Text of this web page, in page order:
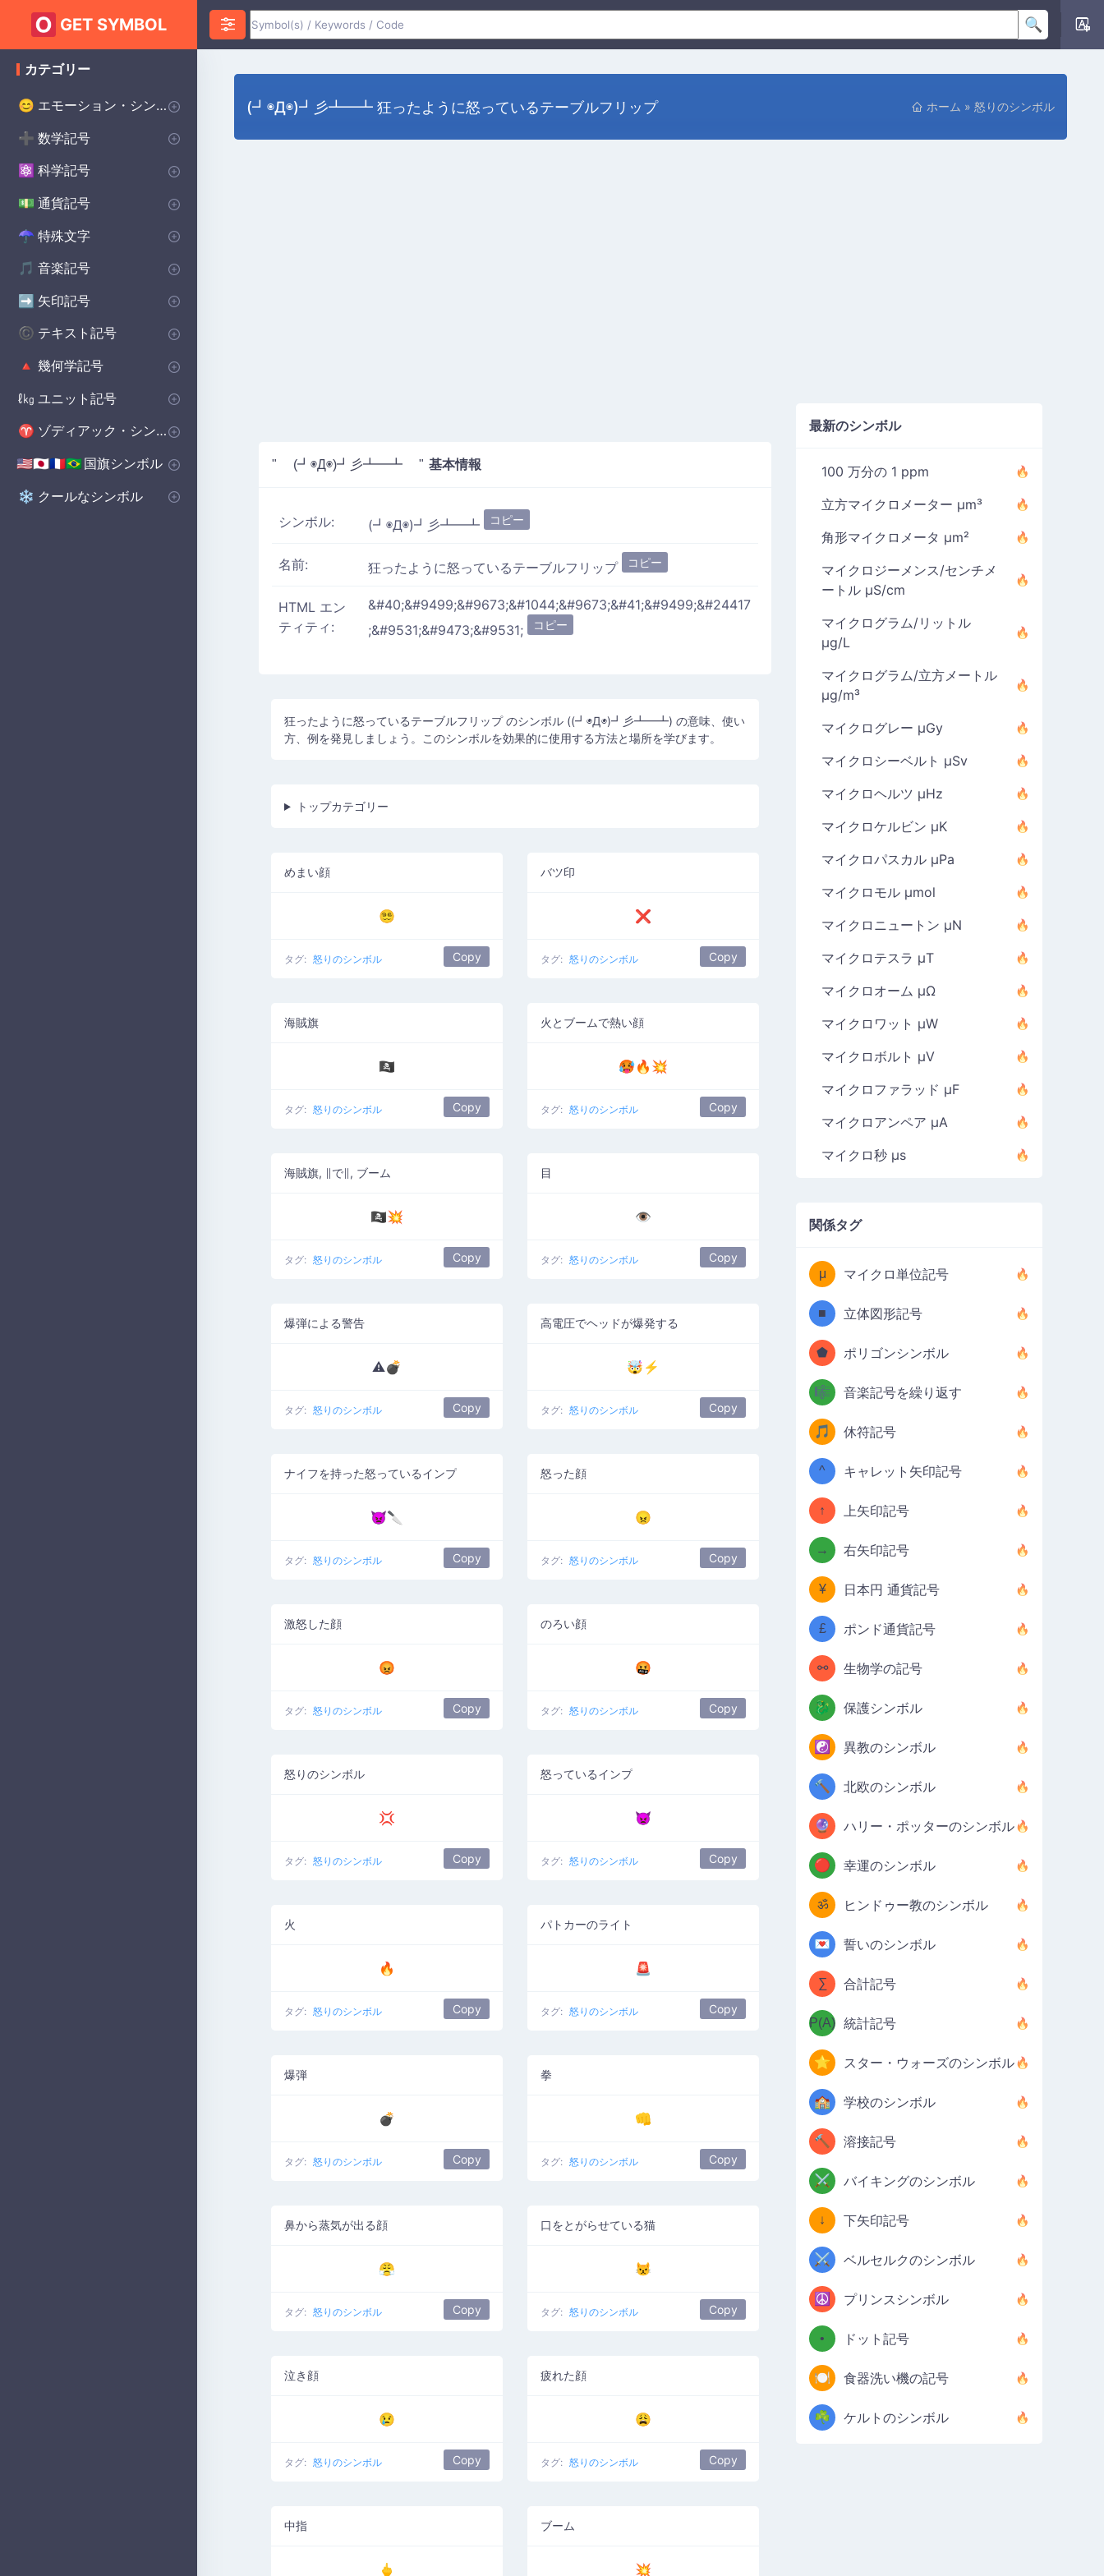
GET SYMBOL
(┛◉Д◉)┛彡┻━┻ 狂ったように怒っているテーブルフリップ ホーム » 怒りのシンボル
" (┛◉Д◉)┛彡┻━┻ " 基本情報
シンボル: (┛◉Д◉)┛彡┻━┻ コピー
名前: 狂ったように怒っているテーブルフリップ コピー
HTML エン
ティティ:
&#40;&#9499;&#9673;&#1044;&#9673;&#41;&#9499;&#24417
;&#9531;&#9473;&#9531;
コピー
狂ったように怒っているテーブルフリップ のシンボル ((┛◉Д◉)┛彡┻━┻) の意味、使い
方、例を発見しましょう。このシンボルを効果的に使用する方法と場所を学びます。
トップカテゴリー
めまい顔
😵‍💫
タグ: 怒りのシンボル Copy
バツ印
❌
タグ: 怒りのシンボル Copy
海賊旗
🏴‍☠️
タグ: 怒りのシンボル Copy
火とブームで熱い顔
🥵🔥💥
タグ: 怒りのシンボル Copy
海賊旗, ∥で∥, ブーム
🏴‍☠️💥
タグ: 怒りのシンボル Copy
目
👁️
タグ: 怒りのシンボル Copy
爆弾による警告
⚠️💣
タグ: 怒りのシンボル Copy
高電圧でヘッドが爆発する
🤯⚡
タグ: 怒りのシンボル Copy
ナイフを持った怒っているインプ
👿🔪
タグ: 怒りのシンボル Copy
怒った顔
😠
タグ: 怒りのシンボル Copy
激怒した顔
😡
タグ: 怒りのシンボル Copy
のろい顔
🤬
タグ: 怒りのシンボル Copy
怒りのシンボル
💢
タグ: 怒りのシンボル Copy
怒っているインプ
👿
タグ: 怒りのシンボル Copy
火
🔥
タグ: 怒りのシンボル Copy
パトカーのライト
🚨
タグ: 怒りのシンボル Copy
爆弾
💣
タグ: 怒りのシンボル Copy
拳
👊
タグ: 怒りのシンボル Copy
鼻から蒸気が出る顔
😤
タグ: 怒りのシンボル Copy
口をとがらせている猫
😾
タグ: 怒りのシンボル Copy
泣き顔
😢
タグ: 怒りのシンボル Copy
疲れた顔
😩
タグ: 怒りのシンボル Copy
中指
🖕
ブーム
💥
最新のシンボル
100 万分の 1 ppm
立方マイクロメーター µm³
角形マイクロメータ µm²
マイクロジーメンス/センチメ
ートル µS/cm
マイクログラム/リットル
µg/L
マイクログラム/立方メートル
µg/m³
マイクログレー µGy
マイクロシーベルト µSv
マイクロヘルツ µHz
マイクロケルビン µK
マイクロパスカル µPa
マイクロモル µmol
マイクロニュートン µN
マイクロテスラ µT
マイクロオーム µΩ
マイクロワット µW
マイクロボルト µV
マイクロファラッド µF
マイクロアンペア µA
マイクロ秒 µs
関係タグ
μ マイクロ単位記号
■ 立体図形記号
⬟ ポリゴンシンボル
🎼 音楽記号を繰り返す
🎵 休符記号
^ キャレット矢印記号
↑ 上矢印記号
→ 右矢印記号
¥ 日本円 通貨記号
£ ポンド通貨記号
⚯ 生物学の記号
🐉 保護シンボル
☯️ 異教のシンボル
🔨 北欧のシンボル
🔮 ハリー・ポッターのシンボル
🔴 幸運のシンボル
ॐ ヒンドゥー教のシンボル
💌 誓いのシンボル
∑ 合計記号
P(A) 統計記号
⭐ スター・ウォーズのシンボル
🏫 学校のシンボル
🔨 溶接記号
⚔️ バイキングのシンボル
↓ 下矢印記号
⚔️ ベルセルクのシンボル
☮️ プリンスシンボル
• ドット記号
🍽️ 食器洗い機の記号
☘️ ケルトのシンボル
カテゴリー
😊 エモーション・シンボル
♥ ハートのシンボル
❤️ 愛のシンボル
😡 怒りのシンボル
😰 不安のシンボル
😀 ハッピーシンボル
😰 悲しいシンボル
😲 サプライズシンボル
😨 恐怖のシンボル
😊 スマイリーシンボル
💌 誓いのシンボル
🔴 幸運のシンボル
➕ 数学記号
♾️ インフィニティ・シンボル
∑ 代数記号
⌀ 幾何学記号
π 円周率記号
Δ デルタ記号
√ 平方根記号
α アルファシンボル
> より大きい記号
< より小さい記号
Σ シグマシンボル
± プラスマイナス記号
÷ 除算記号
λ ラムダ記号
P(A)統計記号
∑ 合計記号
⚛️ 科学記号
Ac 化学記号
β 物理記号
Θ シータ記号
° 度記号
Ω オメガシンボル
⚯ 生物学の記号
💵 通貨記号
$ 世界の主要通貨
¢ セント記号
£ ポンド通貨記号
¥ 日本円 通貨記号
☂︎ 特殊文字
: 句読点
⚜ 装飾的なシンボル
• ドット記号
☮️ プリンスシンボル
⚔️ ベルセルクのシンボル
⚔️ バイキングのシンボル
🔨 溶接記号
🏫 学校のシンボル
⭐ スター・ウォーズのシンボル
ॐ ヒンドゥー教のシンボル
☯️ 異教のシンボル
🎵 音楽記号
♩ 備考 記号
♯ 記号
🎵 休符記号
🎼 音楽記号を繰り返す
➡️ 矢印記号
➡️ 方向矢印
↓ 下矢印記号
→ 右矢印記号
↑ 上矢印記号
^ キャレット矢印記号
©️ テキスト記号
©️ 著作権シンボル
♀ 女性のシンボル
❤️ 美的シンボル
♂ 男性のシンボル
🦇 バットマンのシンボル
Ⓐ 無政府主義のシンボル
✝️ 十字のシンボル
¶ 段落記号
🚗 車のシンボル
🧩 自閉症のシンボル
☘️ ケルトのシンボル
🍽️ 食器洗い機の記号
🔮 ハリー・ポッターのシンボル
🔨 北欧のシンボル
🐉 保護シンボル
🔺 幾何学記号
🔺 基本図形
⬟ ポリゴンシンボル
■ 立体図形記号
ℓ㎏ ユニット記号
📏 体積単位 記号
μ マイクロ単位記号
♈ ゾディアック・シンボル
♈ 西洋の星座シンボル
🇺🇸🇯🇵🇫🇷🇧🇷 国旗シンボル
の 国のシンボル
🇺🇸🇬🇧🇨🇳国旗シンボル
❄️ クールなシンボル